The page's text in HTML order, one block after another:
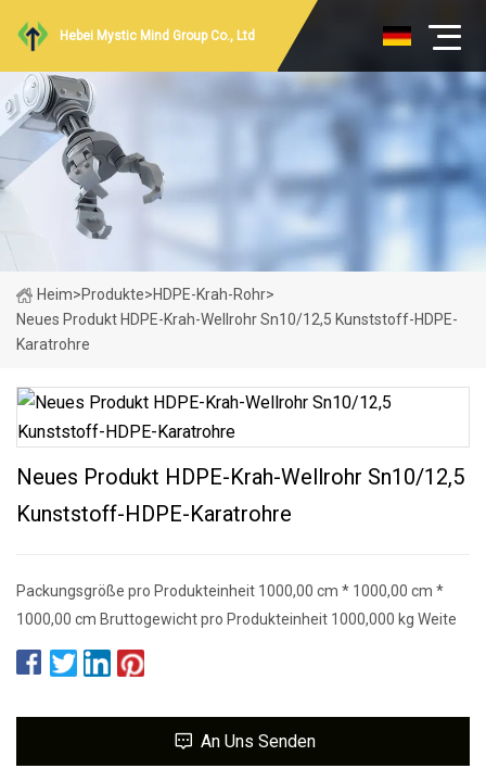
Hebei Mystic Mind Group Co., Ltd
Heim>Produkte>HDPE-Krah-Rohr>
Neues Produkt HDPE-Krah-Wellrohr Sn10/12,5 Kunststoff-HDPE-
Karatrohre
Neues Produkt HDPE-Krah-Wellrohr Sn10/12,5
Kunststoff-HDPE-Karatrohre
Packungsgröße pro Produkteinheit 1000,00 cm * 1000,00 cm *
1000,00 cm Bruttogewicht pro Produkteinheit 1000,000 kg Weite
An Uns Senden